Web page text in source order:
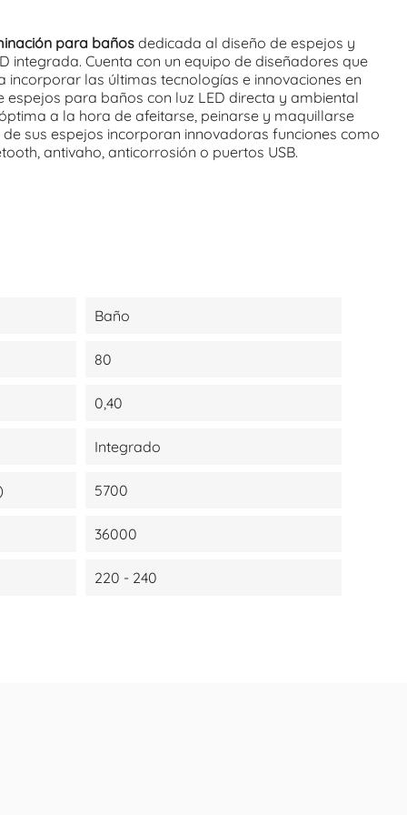
para baños dedicada al diseño de espejos y
integrada. Cuenta con un equipo de diseñadores que
incorporar las últimas tecnologías e innovaciones en
espejos para baños con luz LED directa y ambiental
a la hora de afeitarse, peinarse y maquillarse
sus espejos incorporan innovadoras funciones como
antivaho, anticorrosión o puertos USB.
Baño
80
0,40
Integrado
5700
36000
220 - 240